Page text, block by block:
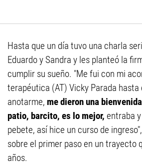
Hasta que un día tuvo una charla
Eduardo y Sandra y les planteó la
cumplir su sueño. "Me fui con mi
terapéutica (AT) Vicky Parada hasta
anotarme, me dieron una
patio, barcito, es lo mejor, entraba
pebete, así hice un curso de
sobre el primer paso en un trayecto
años.